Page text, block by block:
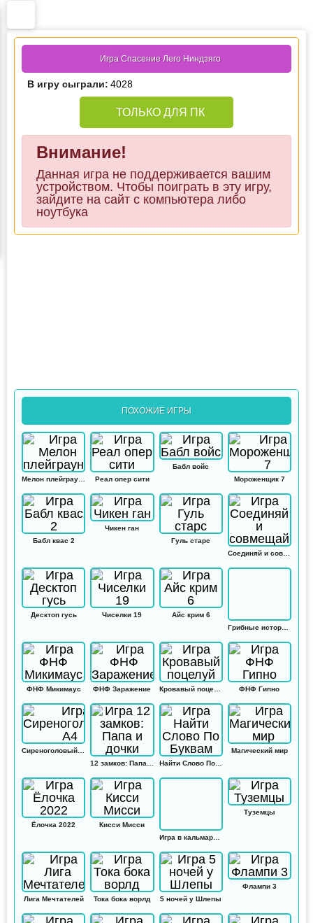
Игра Спасение Лего Ниндзяго
В игру сыграли: 4028
ТОЛЬКО ДЛЯ ПК
Внимание!
Данная игра не поддерживается вашим
устройством. Чтобы поиграть в эту игру,
зайдите на сайт с компьютера либо
ноутбука
ПОХОЖИЕ ИГРЫ
Реал опер сити
Бабл войс
Мороженщик 7
Бабл квас 2
Чикен ган
Гуль старс
Соединяй и совмещай
Десктоп гусь Чиселки 19
Айс крим 6
Грибные истории: Кликер
ФНФ Микимаус ФНФ Заражение Кровавый поцелуй ФНФ Гипно
Найти Слово По Буквам
Магический мир
Ёлочка 2022
Кисси Мисси
Игра в кальмара: Амонг ас
Туземцы
Лига Мечтателей Тока бока ворлд 5 ночей у Шлепы
Флампи 3